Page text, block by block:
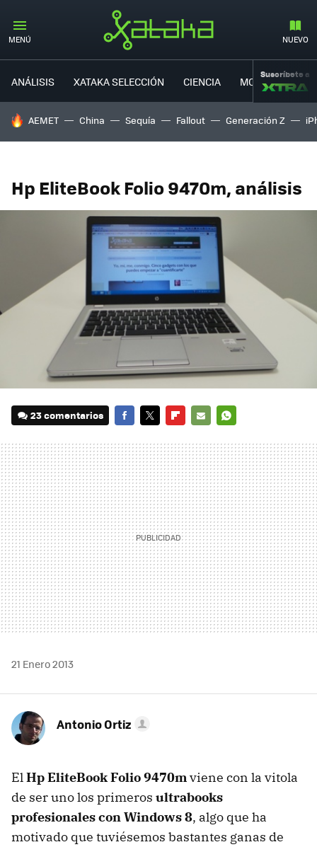
MENÚ NUEVO
ANÁLISIS XATAKA SELECCIÓN CIENCIA MOVILIDAD
Suscríbete a
HOY SE HABLA DE
AEMET China Sequía Fallout Generación Z
Hp EliteBook Folio 9470m, análisis
23 comentarios
MAIL
21 Enero 2013
Antonio Ortiz
ElHp EliteBook Folio 9470mviene con la vitola
de ser uno los primeros ultrabooks
profesionales con Windows 8, algo que ha
motivado que tuviésemos bastantes ganas de